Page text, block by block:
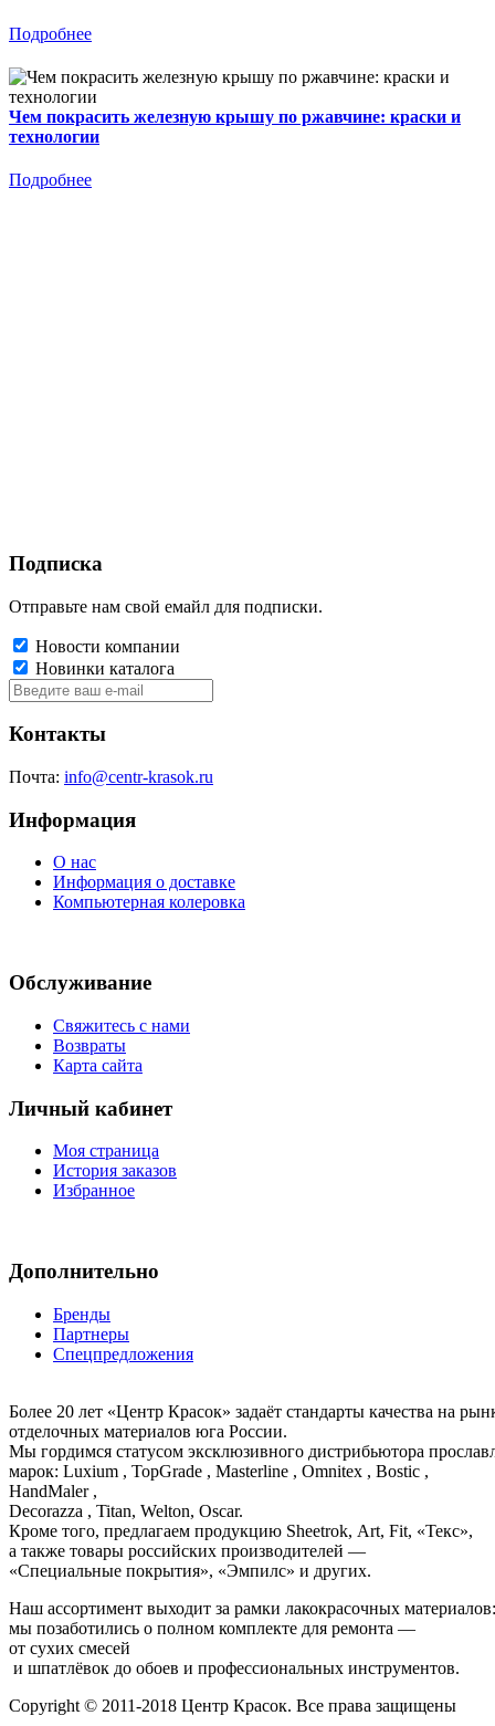
Подробнее
Чем покрасить железную крышу по ржавчине: краски и
технологии
Подробнее
Подписка
Отправьте нам свой емайл для подписки.
Новости компании
Новинки каталога
Контакты
Почта: info@centr-krasok.ru
Информация
О нас
Информация о доставке
Компьютерная колеровка
Обслуживание
Свяжитесь с нами
Возвраты
Карта сайта
Личный кабинет
Моя страница
История заказов
Избранное
Дополнительно
Бренды
Партнеры
Спецпредложения
Более 20 лет «Центр Красок» задаёт стандарты качества на
отделочных материалов юга России.
Мы гордимся статусом эксклюзивного дистрибьютора
марок: Luxium , TopGrade , Masterline , Omnitex , Bostic ,
HandMaler ,
Decorazza , Titan, Welton, Oscar.
Кроме того, предлагаем продукцию Sheetrok, Art, Fit, «Текс»,
а также товары российских производителей —
«Специальные покрытия», «Эмпилс» и других.
Наш ассортимент выходит за рамки лакокрасочных
мы позаботились о полном комплекте для ремонта —
от сухих смесей
и шпатлёвок до обоев и профессиональных инструментов.
Copyright © 2011-2018 Центр Красок. Все права защищены